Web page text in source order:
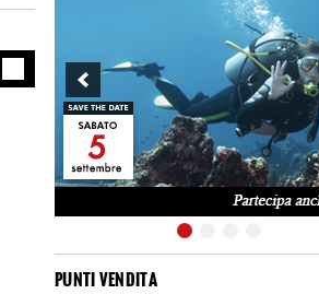
PUNTI VENDITA